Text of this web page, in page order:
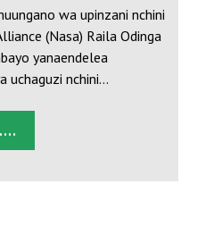
wa upinzani nchini
(Nasa) Raila Odinga
yanaendelea
uchaguzi nchini…